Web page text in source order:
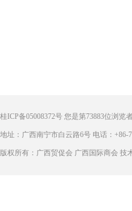
桂ICP备05008372号 您是第73883位浏览
地址：广西南宁市白云路6号 电话：+86-
版权所有：广西贸促会 广西国际商会 技